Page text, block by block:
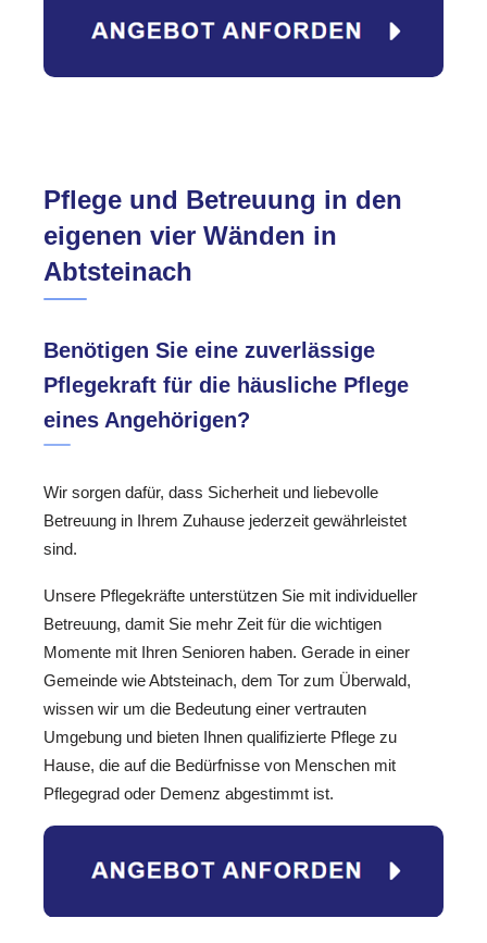
Pflege und Betreuung in den
eigenen vier Wänden in
Abtsteinach
Benötigen Sie eine zuverlässige
Pflegekraft für die häusliche Pflege
eines Angehörigen?
Wir sorgen dafür, dass Sicherheit und liebevolle
Betreuung in Ihrem Zuhause jederzeit gewährleistet
sind.
Unsere Pflegekräfte unterstützen Sie mit individueller
Betreuung, damit Sie mehr Zeit für die wichtigen
Momente mit Ihren Senioren haben. Gerade in einer
Gemeinde wie Abtsteinach, dem Tor zum Überwald,
wissen wir um die Bedeutung einer vertrauten
Umgebung und bieten Ihnen qualifizierte Pflege zu
Hause, die auf die Bedürfnisse von Menschen mit
Pflegegrad oder Demenz abgestimmt ist.